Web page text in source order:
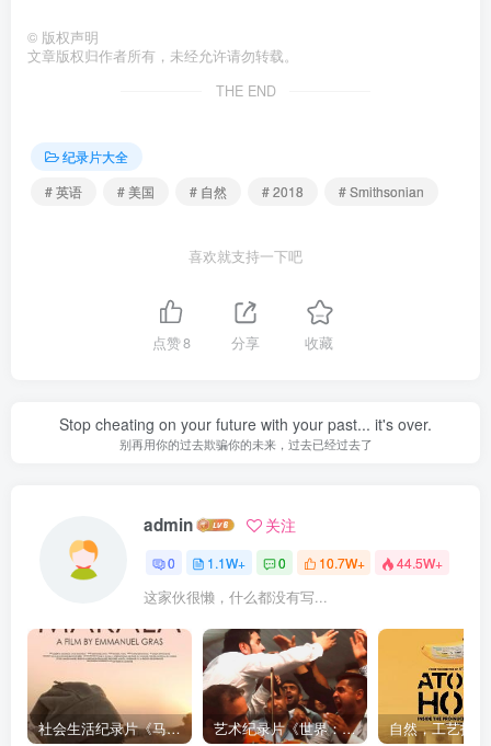
© 版权声明
文章版权归作者所有，未经允许请勿转载。
THE END
纪录片大全
# 英语
# 美国 # 自然 # 2018 # Smithsonian
喜欢就支持一下吧
点赞8 分享 收藏
Stop cheating on your future with your past... it's over.
别再用你的过去欺骗你的未来，过去已经过去了
admin 关注
0 1.1W+ 0 10.7W+ 44.5W+
这家伙很懒，什么都没有写...
社会生活纪录片《马加拉 Makala》下载 艺术纪录片《世界：新吉普赛之王 This World: The New Gypsy Kings》下载